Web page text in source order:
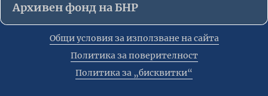
Архивен фонд на БНР
Общи условия за използване на сайта
Политика за поверителност
Политика за „бисквитки“